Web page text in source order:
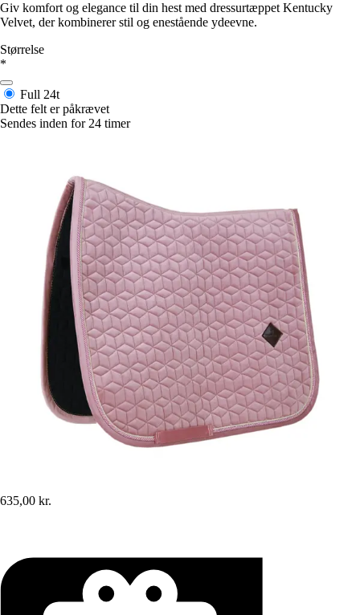
Giv komfort og elegance til din hest med dressurtæppet Kentucky
Velvet, der kombinerer stil og enestående ydeevne.
Størrelse
*
Full 24t
Dette felt er påkrævet
Sendes inden for 24 timer
635,00 kr.